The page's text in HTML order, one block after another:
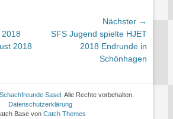
2018
Nächster →
Nächster
SFS Jugend spielte HJET
2018 Endrunde in
Schönhagen
Schachfreunde Sasel. Alle Rechte vorbehalten.
Datenschutzerklärung
Base von Catch Themes